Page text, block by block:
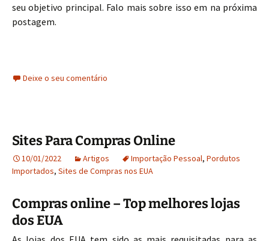
seu objetivo principal. Falo mais sobre isso em na próxima
postagem.
Deixe o seu comentário
Sites Para Compras Online
10/01/2022 Artigos Importação Pessoal, Pordutos
Importados, Sites de Compras nos EUA
Compras online – Top melhores lojas
dos EUA